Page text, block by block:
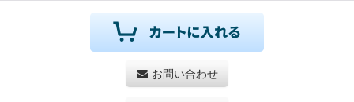
お問い合わせ